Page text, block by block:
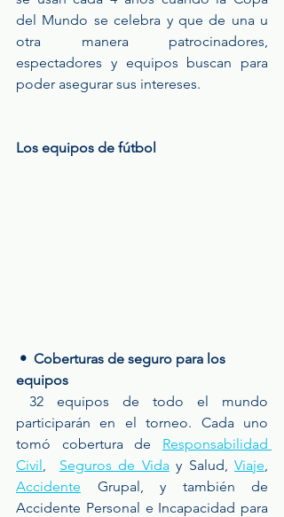
del Mundo se celebra y que de una u
otra manera patrocinadores,
espectadores y equipos buscan para
poder asegurar sus intereses.
Los equipos de fútbol
•  Coberturas de seguro para los
equipos
participarán en el torneo. Cada uno
tomó cobertura de Responsabilidad
Civil
Seguros de Vida y Salud, Viaje
Accidente Grupal, y también de
Accidente Personal e Incapacidad para